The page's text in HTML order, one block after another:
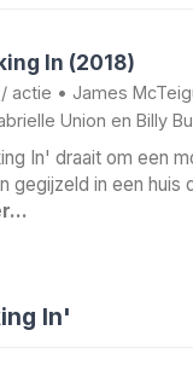
In (2018)
/ actie • James
Union en Billy
In' draait om een
gegijzeld in een huis
In'